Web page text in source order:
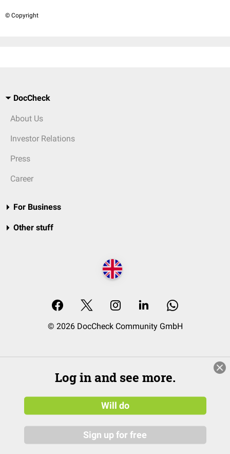
© Copyright
DocCheck
About Us
Investor Relations
Press
Career
For Business
Other stuff
© 2026 DocCheck Community GmbH
Log in and see more.
Will do
Sign up for free